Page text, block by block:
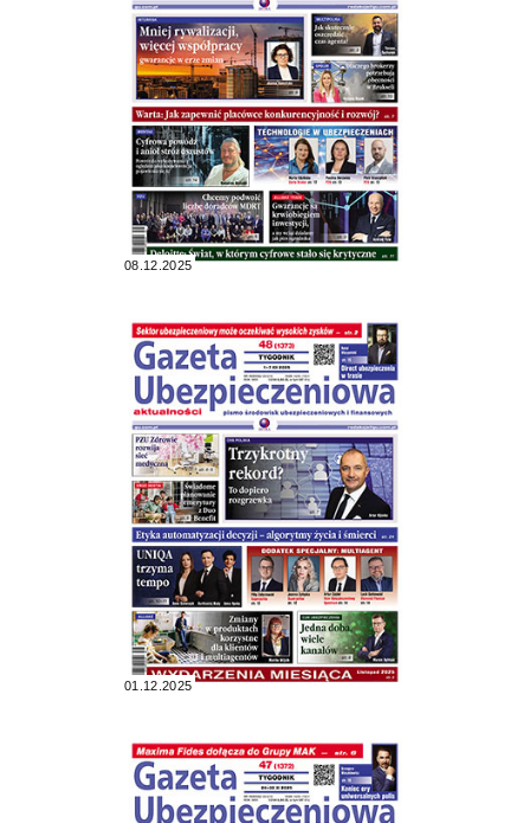
08.12.2025
01.12.2025